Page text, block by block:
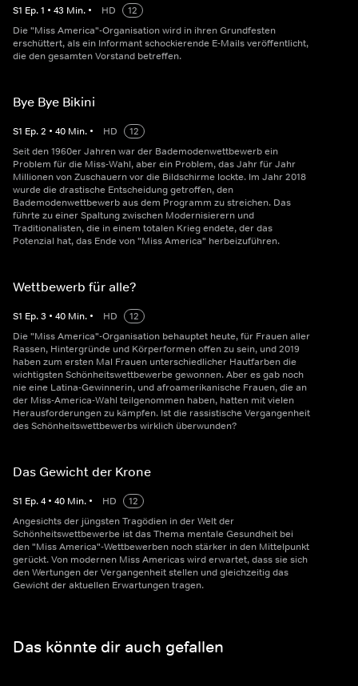
S1 Ep.1 • 43 Min. • HD
12
Die "Miss America"-Organisation wird in ihren Grundfesten
erschüttert, als ein Informant schockierende E-Mails veröffentlicht,
die den gesamten Vorstand betreffen.
Bye Bye Bikini
S1 Ep.2 • 40 Min. • HD
12
Seit den 1960er Jahren war der Bademodenwettbewerb ein
Problem für die Miss-Wahl, aber ein Problem, das Jahr für Jahr
Millionen von Zuschauern vor die Bildschirme lockte. Im Jahr 2018
wurde die drastische Entscheidung getroffen, den
Bademodenwettbewerb aus dem Programm zu streichen. Das
führte zu einer Spaltung zwischen Modernisierern und
Traditionalisten, die in einem totalen Krieg endete, der das
Potenzial hat, das Ende von "Miss America" herbeizuführen.
Wettbewerb für alle?
S1 Ep.3 • 40 Min. • HD
12
Die "Miss America"-Organisation behauptet heute, für Frauen aller
Rassen, Hintergründe und Körperformen offen zu sein, und 2019
haben zum ersten Mal Frauen unterschiedlicher Hautfarben die
wichtigsten Schönheitswettbewerbe gewonnen. Aber es gab noch
nie eine Latina-Gewinnerin, und afroamerikanische Frauen, die an
der Miss-America-Wahl teilgenommen haben, hatten mit vielen
Herausforderungen zu kämpfen. Ist die rassistische Vergangenheit
des Schönheitswettbewerbs wirklich überwunden?
Das Gewicht der Krone
S1 Ep.4 • 40 Min. • HD
12
Angesichts der jüngsten Tragödien in der Welt der
Schönheitswettbewerbe ist das Thema mentale Gesundheit bei
den "Miss America"-Wettbewerben noch stärker in den Mittelpunkt
gerückt. Von modernen Miss Americas wird erwartet, dass sie sich
den Wertungen der Vergangenheit stellen und gleichzeitig das
Gewicht der aktuellen Erwartungen tragen.
Das könnte dir auch gefallen